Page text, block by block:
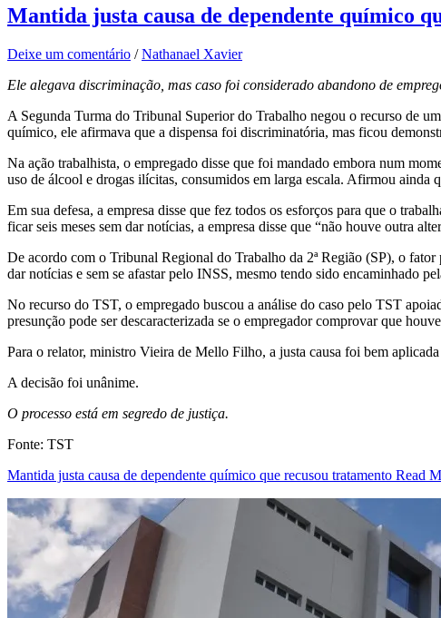
Mantida justa causa de dependente químico
Deixe um comentário /Nathanael Xavier
Ele alegava discriminação, mas caso foi considerado abandono de
A Segunda Turma do Tribunal Superior do Trabalho negou o recurso de
químico, ele afirmava que a dispensa foi discriminatória, mas ficou
Na ação trabalhista, o empregado disse que foi mandado embora num
uso de álcool e drogas ilícitas, consumidos em larga escala. Afirmou ainda
Em sua defesa, a empresa disse que fez todos os esforços para que o
ficar seis meses sem dar notícias, a empresa disse que “não houve outra
De acordo com o Tribunal Regional do Trabalho da 2ª Região (SP), o
dar notícias e sem se afastar pelo INSS, mesmo tendo sido encaminhado
No recurso do TST, o empregado buscou a análise do caso pelo TST
presunção pode ser descaracterizada se o empregador comprovar que
Para o relator, ministro Vieira de Mello Filho, a justa causa foi bem
A decisão foi unânime.
O processo está em segredo de justiça.
Fonte: TST
Mantida justa causa de dependente químico que recusou tratamento Read